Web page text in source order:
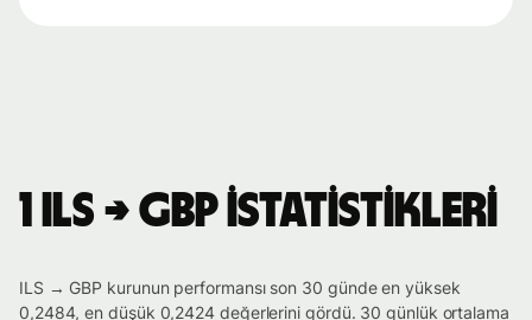
1 ILS → GBP istatistikleri
ILS → GBP kurunun performansı son 30 günde en yüksek
0,2484, en düşük 0,2424 değerlerini gördü. 30 günlük ortalama